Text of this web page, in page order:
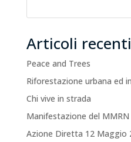
Articoli recenti
Peace and Trees
Riforestazione urbana ed
Chi vive in strada
Manifestazione del MMRN
Azione Diretta 12 Maggio